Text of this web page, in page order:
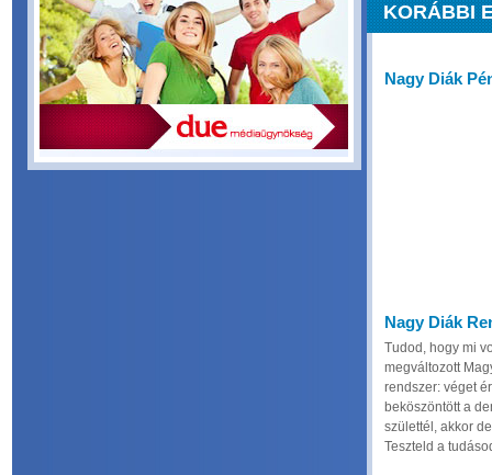
KORÁBBI
Nagy Diák
Nagy Diák
Tudod, hogy mi
megváltozott
rendszer: véget
beköszöntött a
születtél, akkor
Teszteld a